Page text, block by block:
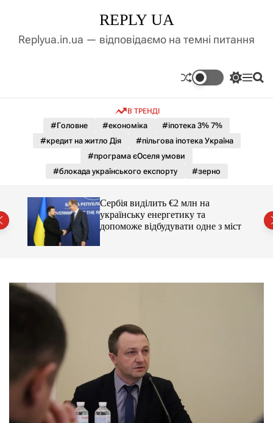
д
REPLY UA
Replyua.in.ua — відповідаємо на темні питання
П
м
к
к
р
М П
В ТРЕНДІ
#Головне #економіка
#іпотека 3% 7%
#кредит на житло Дія
#пільгова іпотека Україна
#програма єОселя умови
#блокада українського експорту
#зерно
Сербія виділить €2 млн на
українську енергетику та
допоможе відбудувати одне з міст